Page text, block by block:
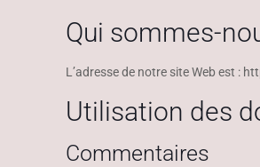
Qui sommes-
L’adresse de notre site Web est :
Utilisation des
Commentaires